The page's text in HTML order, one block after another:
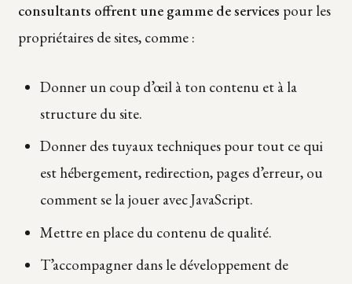
consultants offrent une gamme de services pour les
propriétaires de sites, comme :
Donner un coup d’œil à ton contenu et à la
structure du site.
Donner des tuyaux techniques pour tout ce qui
est hébergement, redirection, pages d’erreur, ou
comment se la jouer avec JavaScript.
Mettre en place du contenu de qualité.
T’accompagner dans le développement de